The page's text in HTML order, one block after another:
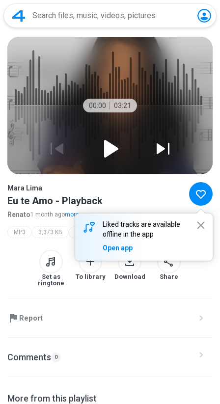
00:00 03:21
Liked tracks are available
offline in the app
Open app
Mara Lima
Eu te Amo - Playback
Renato1 month agomore...
MP3 3,373 KB Gospel recordações - volume 2 - playback
Set as
ringtone
To library Download Share
Report
Comments 0
More from this playlist